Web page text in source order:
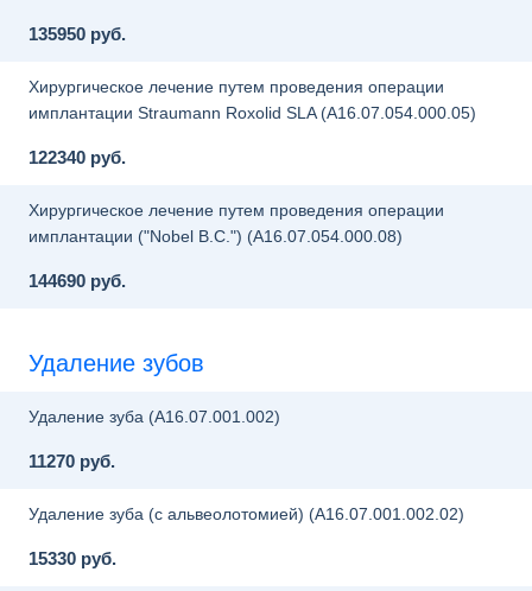
135950 руб.
Хирургическое лечение путем проведения операции
имплантации Straumann Roxolid SLA (A16.07.054.000.05)
122340 руб.
Хирургическое лечение путем проведения операции
имплантации ("Nobel B.C.") (A16.07.054.000.08)
144690 руб.
Удаление зубов
Удаление зуба (A16.07.001.002)
11270 руб.
Удаление зуба (с альвеолотомией) (A16.07.001.002.02)
15330 руб.